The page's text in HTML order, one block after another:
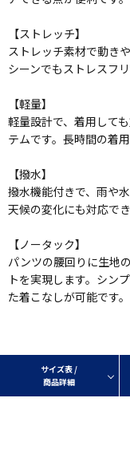
【ストレッチ】
ストレッチ素材で動き
シーンでもストレスフ
【軽量】
軽量設計で、着用して
テムです。長時間の着
【撥水】
撥水機能付きで、雨や
天候の変化にも対応で
【ノータック】
パンツの腰回りに生地
トを実現します。シン
た着こなしが可能です。
サイズ表 /
商品詳細